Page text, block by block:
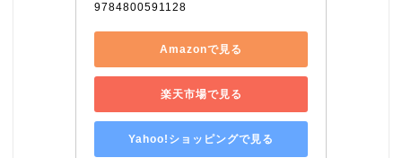
9784800591128
Amazonで見る
楽天市場で見る
Yahoo!ショッピングで見る